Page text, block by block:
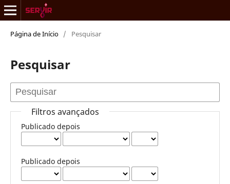
Página de Início / Pesquisar
Pesquisar
Filtros avançados
Publicado depois
Publicado depois